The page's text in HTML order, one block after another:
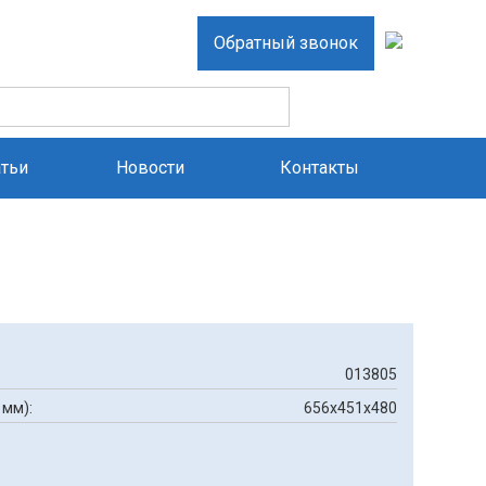
Обратный звонок
Новости Контакты
013805
мм):
656х451х480